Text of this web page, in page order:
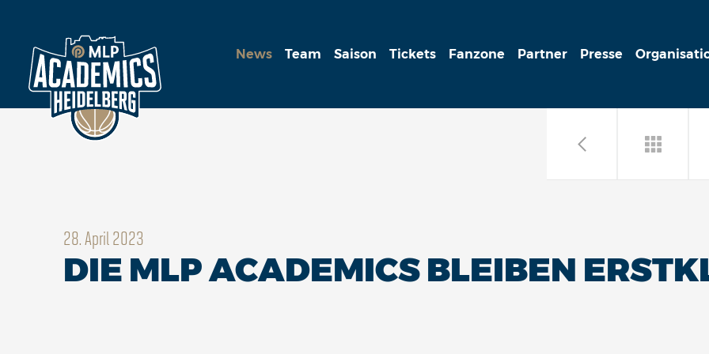
News Team Saison Tickets Fanzone Partner Presse
28. April 2023
DIE MLP ACADEMICS BLEIBEN